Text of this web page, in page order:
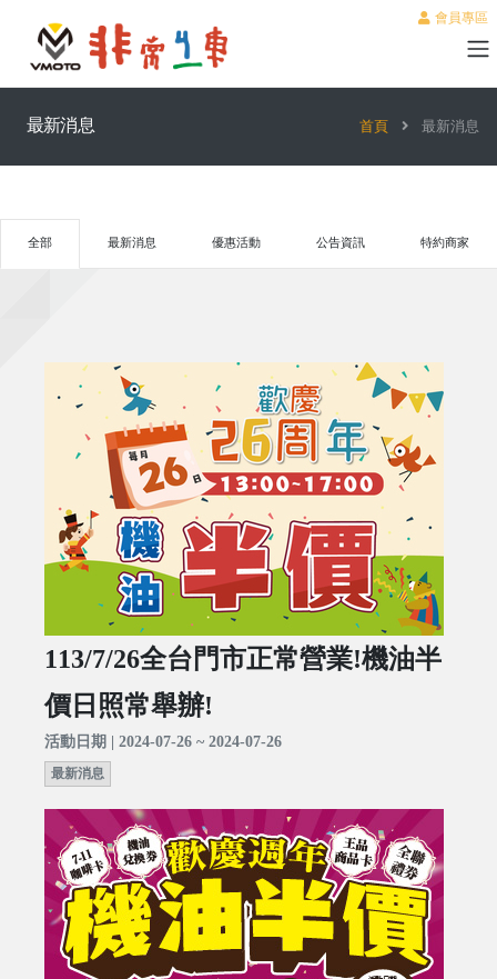
會員專區
最新消息 首頁 最新消息
全部 最新消息 優惠活動 公告資訊 特約商家
113/7/26全台門市正常營業!機油半
價日照常舉辦!
活動日期 | 2024-07-26 ~ 2024-07-26
最新消息